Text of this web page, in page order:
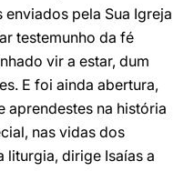
pela Sua Igreja
testemunho da fé
vir a estar, dum
E foi ainda abertura,
aprendestes na história
nas vidas dos
liturgia, dirige Isaías a